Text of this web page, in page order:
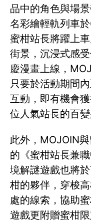
品中的角色與場
名彩繪輕軌列車
蜜柑站長將躍上
街景，沉浸式感
慶漫畫上線，
只要於活動期間
互動，即有機會
位人氣站長的百變
此外，MOJOIN
的《蜜柑站長兼
境解謎遊戲也將
柑的夥伴，穿梭
處的線索，協助
遊戲更附贈蜜柑